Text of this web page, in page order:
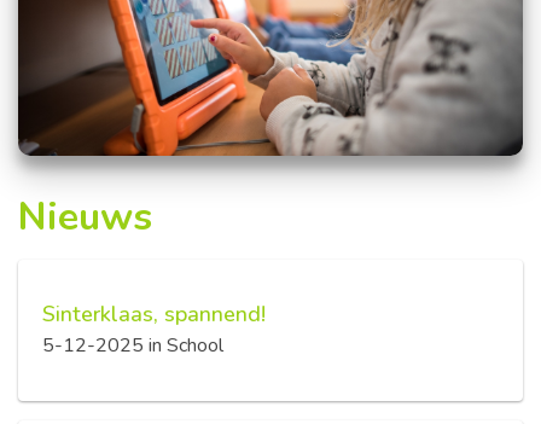
Nieuws
Sinterklaas, spannend!
5-12-2025 in School